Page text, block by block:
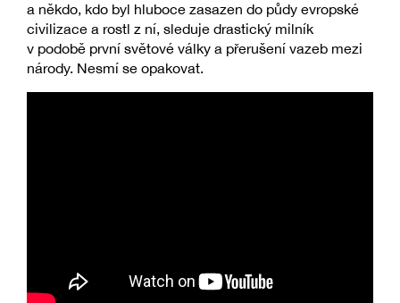
a někdo, kdo byl hluboce zasazen do půdy evropské
civilizace a rostl z ní, sleduje drastický milník
v podobě první světové války a přerušení vazeb mezi
národy. Nesmí se opakovat.